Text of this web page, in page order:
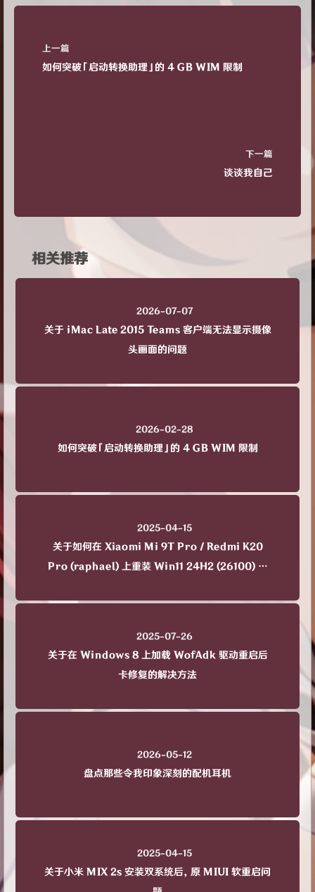
上一篇
如何突破「启动转换助理」的 4 GB WIM 限制
下一篇
谈谈我自己
相关推荐
2026-07-07
关于 iMac Late 2015 Teams 客户端无法显示摄像
头画面的问题
2026-02-28
如何突破「启动转换助理」的 4 GB WIM 限制
2025-04-15
关于如何在 Xiaomi Mi 9T Pro / Redmi K20
Pro (raphael) 上重装 Win11 24H2 (26100) 及
2025-07-26
关于在 Windows 8 上加载 WofAdk 驱动重启后
卡修复的解决方法
2026-05-12
盘点那些令我印象深刻的配机耳机
2025-04-15
关于小米 MIX 2s 安装双系统后，原 MIUI 软重启问